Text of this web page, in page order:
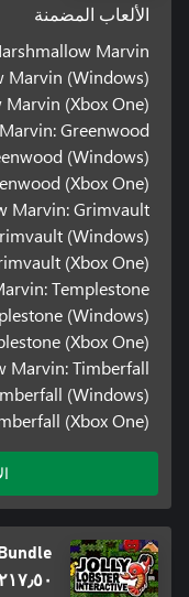
الألعاب المضمنة
Marvin
Marvin (Windows)
(Xbox One)
Greenwood
(Windows)
(Xbox One)
Marvin: Grimvault
(Windows)
(Xbox One)
Templestone
(Windows)
(Xbox One)
Marvin: Timberfall
(Windows)
(Xbox One)
٢١٧٫٥٠